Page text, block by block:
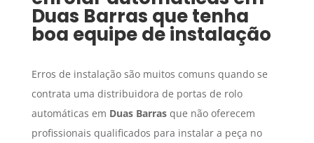
Duas Barras que tenha
boa equipe de instalação
Erros de instalação são muitos comuns quando se
contrata uma distribuidora de portas de rolo
automáticas em Duas Barrasque não oferecem
profissionais qualificados para instalar a peça no